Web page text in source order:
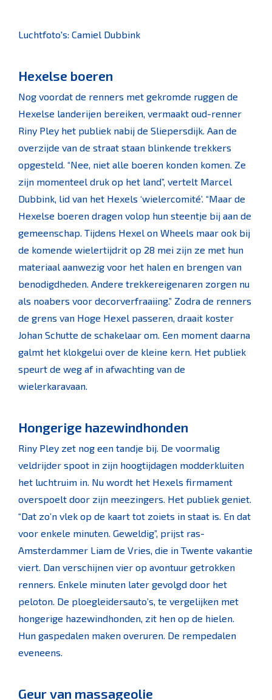
Luchtfoto's: Camiel Dubbink
Hexelse boeren
Nog voordat de renners met gekromde ruggen de
Hexelse landerijen bereiken, vermaakt oud-renner
Riny Pley het publiek nabij de Sliepersdijk. Aan de
overzijde van de straat staan blinkende trekkers
opgesteld. “Nee, niet alle boeren konden komen. Ze
zijn momenteel druk op het land”, vertelt Marcel
Dubbink, lid van het Hexels ‘wielercomité’. “Maar de
Hexelse boeren dragen volop hun steentje bij aan de
gemeenschap. Tijdens Hexel on Wheels maar ook bij
de komende wielertijdrit op 28 mei zijn ze met hun
materiaal aanwezig voor het halen en brengen van
benodigdheden. Andere trekkereigenaren zorgen nu
als noabers voor decorverfraaiing.” Zodra de renners
de grens van Hoge Hexel passeren, draait koster
Johan Schutte de schakelaar om. Een moment daarna
galmt het klokgelui over de kleine kern. Het publiek
speurt de weg af in afwachting van de
wielerkaravaan.
Hongerige hazewindhonden
Riny Pley zet nog een tandje bij. De voormalig
veldrijder spoot in zijn hoogtijdagen modderkluiten
het luchtruim in. Nu wordt het Hexels firmament
overspoelt door zijn meezingers. Het publiek geniet.
“Dat zo’n vlek op de kaart tot zoiets in staat is. En dat
voor enkele minuten. Geweldig”, prijst ras-
Amsterdammer Liam de Vries, die in Twente vakantie
viert. Dan verschijnen vier op avontuur getrokken
renners. Enkele minuten later gevolgd door het
peloton. De ploegleidersauto’s, te vergelijken met
hongerige hazewindhonden, zit hen op de hielen.
Hun gaspedalen maken overuren. De rempedalen
eveneens.
Geur van massageolie